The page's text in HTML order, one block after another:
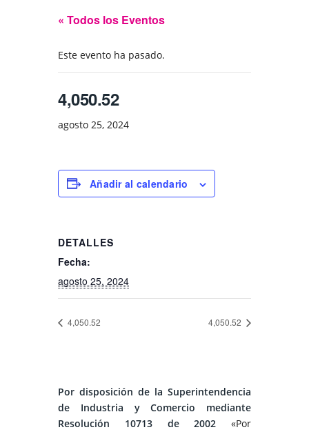
« Todos los Eventos
Este evento ha pasado.
4,050.52
agosto 25, 2024
Añadir al calendario
DETALLES
Fecha:
agosto 25, 2024
4,050.52 4,050.52
Por disposición de la Superintendencia
de Industria y Comercio mediante
Resolución 10713 de 2002 «Por